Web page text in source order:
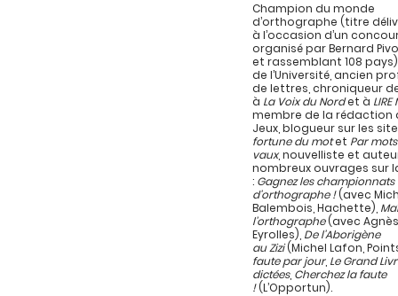
Champion du monde
d’orthographe (titre
à l’occasion d’un
organisé par Bernard
et rassemblant 108
de l’Université, ancien
de lettres, chroniqueur
à La Voix du Nordet à
membre de la rédaction
Jeux, blogueur sur les
fortune du motet Par
vaux, nouvelliste et
nombreux ouvrages sur
: Gagnez les championnats
d’orthographe !(avec
Balembois, Hachette),
l’orthographe(avec
Eyrolles), De l’Aborigène
au Zizi(Michel Lafon,
faute par jour, Le Grand
dictées, Cherchez la faute
!(L’Opportun).